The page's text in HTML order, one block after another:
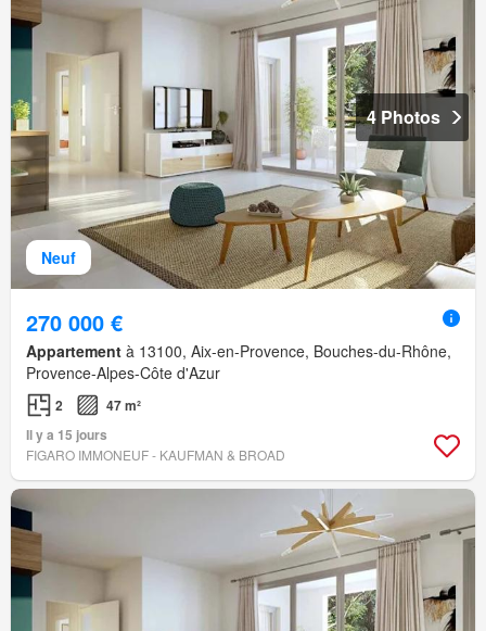
Neuf
4 Photos
270 000 €
Appartement à 13100, Aix-en-Provence, Bouches-du-Rhône,
Provence-Alpes-Côte d'Azur
2
47 m²
Il y a 15 jours
FIGARO IMMONEUF - KAUFMAN & BROAD